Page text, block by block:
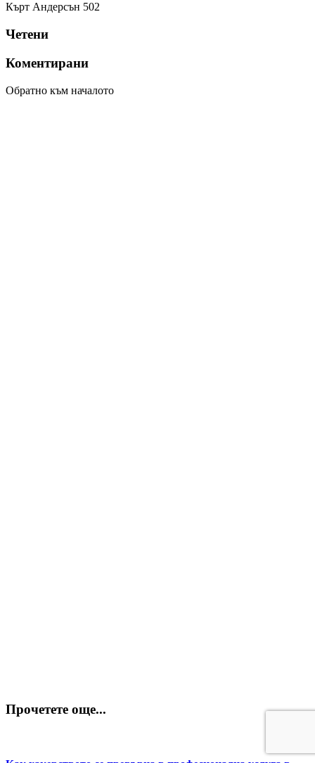
Кърт Андерсън 502
Четени
Коментирани
Обратно към началото
Прочетете още...